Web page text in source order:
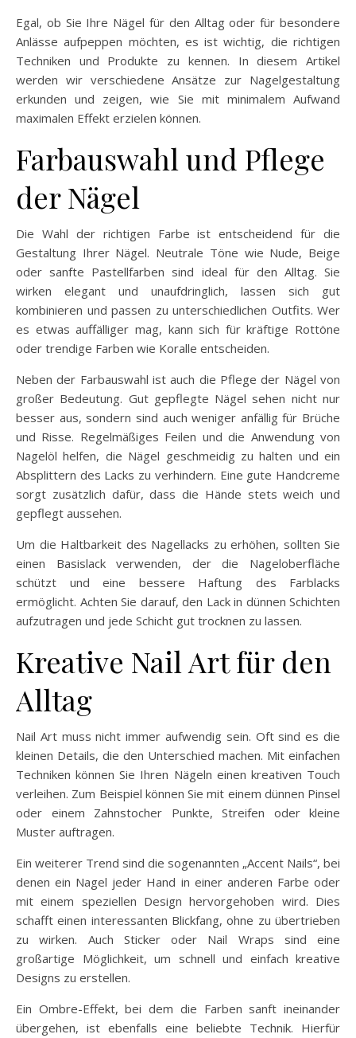
Egal, ob Sie Ihre Nägel für den Alltag oder für besondere
Anlässe aufpeppen möchten, es ist wichtig, die richtigen
Techniken und Produkte zu kennen. In diesem Artikel
werden wir verschiedene Ansätze zur Nagelgestaltung
erkunden und zeigen, wie Sie mit minimalem Aufwand
maximalen Effekt erzielen können.
Farbauswahl und Pflege
der Nägel
Die Wahl der richtigen Farbe ist entscheidend für die
Gestaltung Ihrer Nägel. Neutrale Töne wie Nude, Beige
oder sanfte Pastellfarben sind ideal für den Alltag. Sie
wirken elegant und unaufdringlich, lassen sich gut
kombinieren und passen zu unterschiedlichen Outfits. Wer
es etwas auffälliger mag, kann sich für kräftige Rottöne
oder trendige Farben wie Koralle entscheiden.
Neben der Farbauswahl ist auch die Pflege der Nägel von
großer Bedeutung. Gut gepflegte Nägel sehen nicht nur
besser aus, sondern sind auch weniger anfällig für Brüche
und Risse. Regelmäßiges Feilen und die Anwendung von
Nagelöl helfen, die Nägel geschmeidig zu halten und ein
Absplittern des Lacks zu verhindern. Eine gute Handcreme
sorgt zusätzlich dafür, dass die Hände stets weich und
gepflegt aussehen.
Um die Haltbarkeit des Nagellacks zu erhöhen, sollten Sie
einen Basislack verwenden, der die Nageloberfläche
schützt und eine bessere Haftung des Farblacks
ermöglicht. Achten Sie darauf, den Lack in dünnen Schichten
aufzutragen und jede Schicht gut trocknen zu lassen.
Kreative Nail Art für den
Alltag
Nail Art muss nicht immer aufwendig sein. Oft sind es die
kleinen Details, die den Unterschied machen. Mit einfachen
Techniken können Sie Ihren Nägeln einen kreativen Touch
verleihen. Zum Beispiel können Sie mit einem dünnen Pinsel
oder einem Zahnstocher Punkte, Streifen oder kleine
Muster auftragen.
Ein weiterer Trend sind die sogenannten „Accent Nails“, bei
denen ein Nagel jeder Hand in einer anderen Farbe oder
mit einem speziellen Design hervorgehoben wird. Dies
schafft einen interessanten Blickfang, ohne zu übertrieben
zu wirken. Auch Sticker oder Nail Wraps sind eine
großartige Möglichkeit, um schnell und einfach kreative
Designs zu erstellen.
Ein Ombre-Effekt, bei dem die Farben sanft ineinander
übergehen, ist ebenfalls eine beliebte Technik. Hierfür